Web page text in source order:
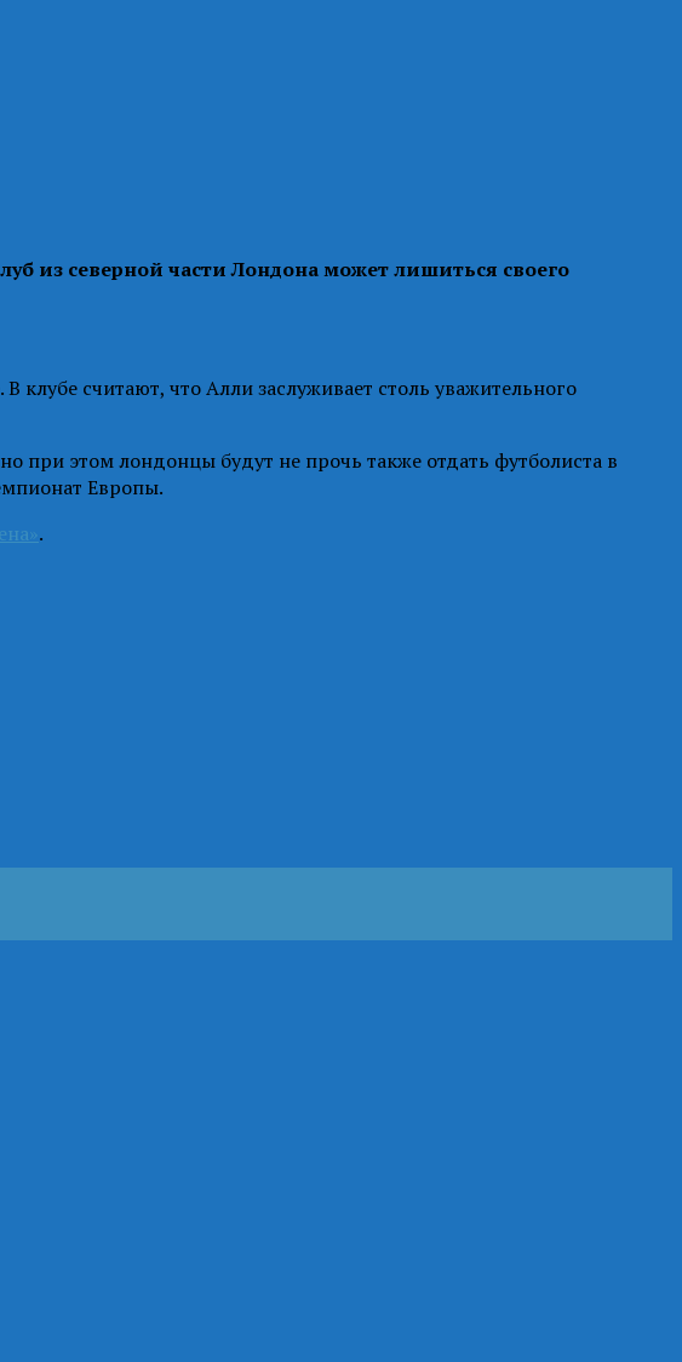
из северной части Лондона может лишиться своего
считают, что Алли заслуживает столь уважительного
при этом лондонцы будут не прочь также отдать футболиста в
Европы.
.